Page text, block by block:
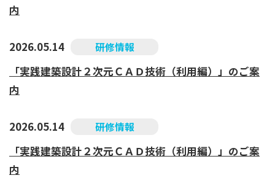
内
2026.05.14 研修情報
「実践建築設計２次元ＣＡＤ技術（利用編）」のご案
内
2026.05.14 研修情報
「実践建築設計２次元ＣＡＤ技術（利用編）」のご案
内